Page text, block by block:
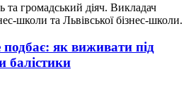
та громадський діяч. Викладач
школи та Львівської бізнес-школи.
як виживати під
балістики